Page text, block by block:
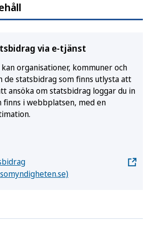
via e-tjänst
organisationer, kommuner och
de statsbidrag som finns utlysta att
ansöka om statsbidrag loggar du in
finns i webbplatsen, med en